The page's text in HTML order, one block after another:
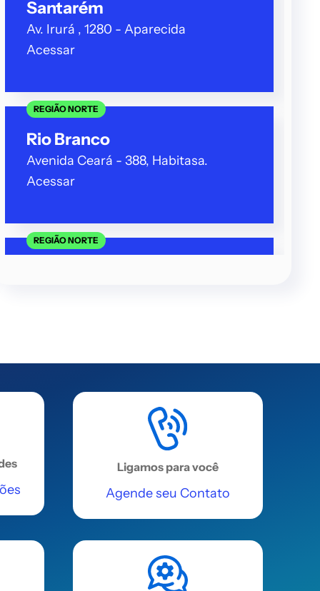
Santarém
Av. Irurá , 1280 - Aparecida
Acessar
Rio Branco
REGIÃO NORTE
Avenida Ceará - 388, Habitasa.
Acessar
REGIÃO NORTE
Palmas (Prosoft )
REGIÃO NORTE
Rua Joaquim Leão Cruvinel QD:48
LT:1118-B - Residencial Interlagos .
REGIÃO NORTE
Ligamos para você
Agende seu Contato